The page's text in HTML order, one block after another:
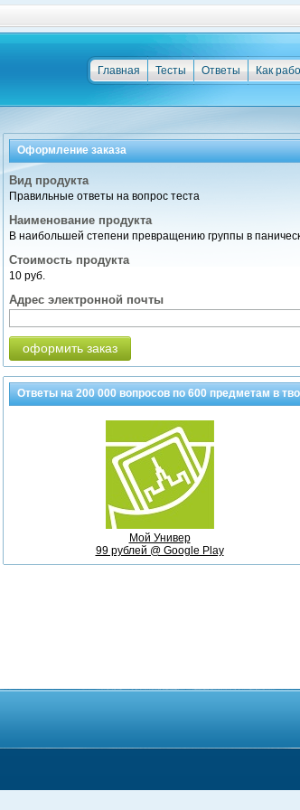
Как
Ответы
Тесты
Главная
Оформление заказа
Вид продукта
Правильные ответы на вопрос теста
Наименование продукта
В наибольшей степени превращению группы в
Стоимость продукта
10 руб.
Адрес электронной почты
оформить заказ
Ответы на200 000вопросов по600 предметамв
Мой Универ
99 рублей @ Google Play